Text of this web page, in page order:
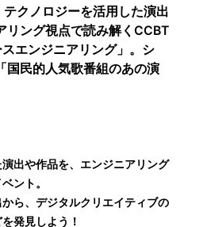
クノロジーを活用した演出
リング視点で読み解くCCBT
エンジニアリング」。シ
国民的人気歌番組のあの演
出や作品を、エンジニアリング
ント。
ら、デジタルクリエイティブの
発見しよう！